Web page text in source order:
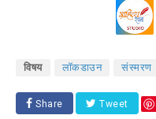
विषय लॉकडाउन संस्मरण
Share Tweet